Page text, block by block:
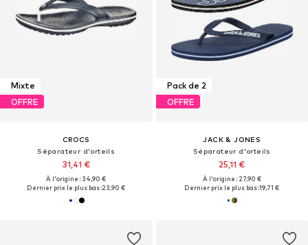
Mixte
OFFRE
CROCS
Séparateur d'orteils
31,41 €
À l'origine : 34,90 €
Dernier prix le plus bas :23,90 €
Pack de 2
OFFRE
JACK & JONES
Séparateur d'orteils
25,11 €
À l'origine : 27,90 €
Dernier prix le plus bas :19,71 €